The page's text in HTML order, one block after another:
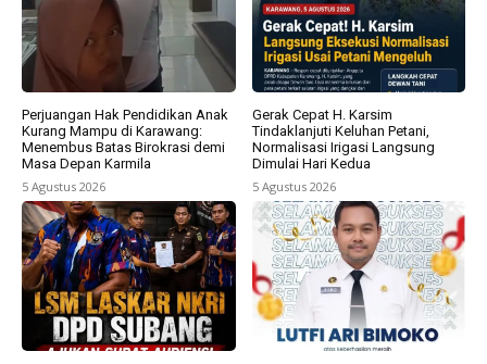
Perjuangan Hak Pendidikan Anak
Kurang Mampu di Karawang:
Menembus Batas Birokrasi demi
Masa Depan Karmila
5 Agustus 2026
Gerak Cepat H. Karsim
Tindaklanjuti Keluhan Petani,
Normalisasi Irigasi Langsung
Dimulai Hari Kedua
5 Agustus 2026